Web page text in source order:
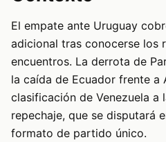
El empate ante Uruguay
adicional tras conocerse los
encuentros. La derrota de
la caída de Ecuador frente a
clasificación de Venezuela a
repechaje, que se disputará
formato de partido único.